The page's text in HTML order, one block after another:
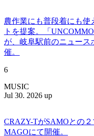
農作業にも普段着にも使
トを提案。「
が、岐阜駅前のニュース
催。
6
MUSIC
Jul 30. 2026 up
CRAZY-TがSAMOとの
MAGOにて開催。